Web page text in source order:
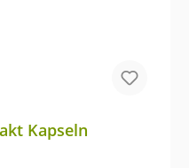
Kapseln